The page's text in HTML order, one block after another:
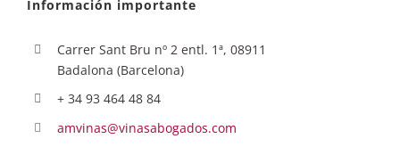
Información importante
Carrer Sant Bru nº 2 entl. 1ª, 08911
Badalona (Barcelona)
+ 34 93 464 48 84
amvinas@vinasabogados.com